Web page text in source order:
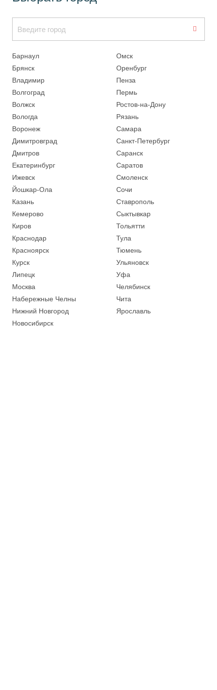
Барнаул
Брянск
Владимир
Волгоград
Волжск
Вологда
Воронеж
Димитровград
Дмитров
Екатеринбург
Ижевск
Йошкар-Ола
Казань
Кемерово
Киров
Краснодар
Красноярск
Курск
Липецк
Москва
Набережные Челны
Нижний Новгород
Новосибирск
Омск
Оренбург
Пенза
Пермь
Ростов-на-Дону
Рязань
Самара
Санкт-Петербург
Саранск
Саратов
Смоленск
Сочи
Ставрополь
Сыктывкар
Тольятти
Тула
Тюмень
Ульяновск
Уфа
Челябинск
Чита
Ярославль